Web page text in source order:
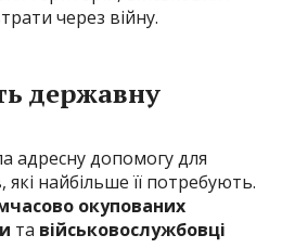
через війну.
державну
адресну допомогу для
які найбільше її потребують.
окупованих
та військовослужбовці